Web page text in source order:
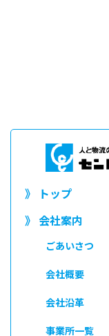
》 トップ
》 会社案内
ごあいさつ
会社概要
会社沿革
事業所一覧